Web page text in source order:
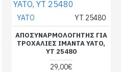
YATO YT 25480
ΑΠΟΣΥΝΑΡΜΟΛΟΓΗΤΉΣ ΓΙΑ
ΤΡΟΧΑΛΊΕΣ ΙΜΆΝΤΑ YATO,
YT 25480
29,00€